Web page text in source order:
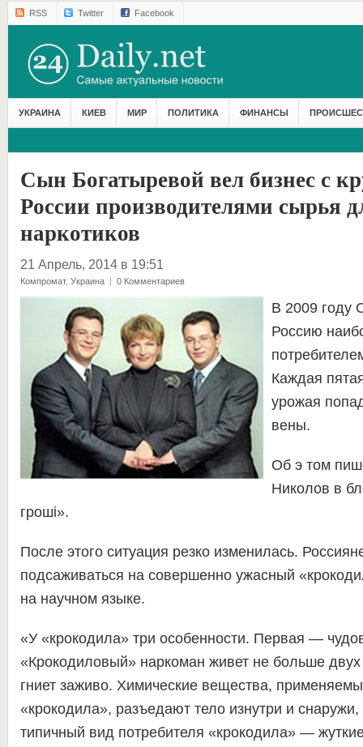
RSS Twitter Facebook
УКРАИНА КИЕВ МИР ПОЛИТИКА ФИНАНСЫ
Сын Богатыревой вел бизнес с
России производителями сырья
наркотиков
21 Апрель, 2014 в 19:51
Компромат, Украина | 0 Комментариев
В 2009 году
Россию
Каждая
урожая
вены.
Об э том
Николов в
гроші».
После этого ситуация резко изменилась.
подсаживаться на совершенно ужасный
на научном языке.
«У «крокодила» три особенности. Первая —
«Крокодиловый» наркоман живет не больше двух
гниет заживо. Химические вещества,
«крокодила», разъедают тело изнутри и
типичный вид потребителя «крокодила» —